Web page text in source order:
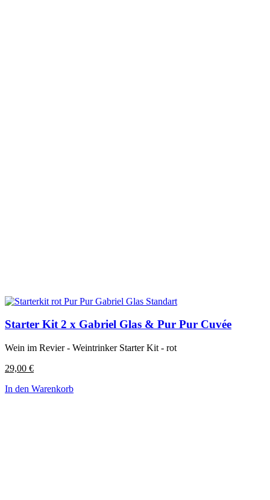
Starter Kit 2 x Gabriel Glas & Pur Pur Cuvée
Wein im Revier - Weintrinker Starter Kit - rot
29,00 €
In den Warenkorb